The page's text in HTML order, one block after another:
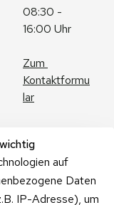
auf
Daten
IP-Adresse), um
08:30 -
16:00 Uhr
Zum
Kontaktformu
lar